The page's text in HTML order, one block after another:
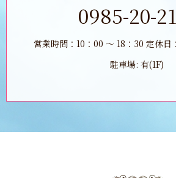
0985-20-
営業時間：10：00 ～ 18：30 定休日
駐車場: 有(1F)